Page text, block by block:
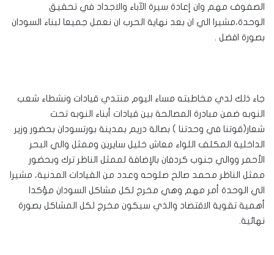
الصفوف مهم وان إعادة سيرة الآباء والاجداد في تحقيق
الوحدة،مشيرا الي ان بعد نهاية الحرب ان نعمل جميعا لبناء السودان
بصورة افضل .
جاء ذلك لدي مخاطبته مساء اليوم منتدي قيادات ونشطاء شعب
النوبه ضمن مبادرة المصالحة بين قيادات أبناء النوبه تحت
شعار(قوتنا في وحدتنا ) بصالة دريم بمدينة بورتسودان بحضور وزير
الداخلية المكلف اللواء معاش خليل سايرين وممثل والي البحر
الأحمر ووالي جنوب كردفان بالإضافة لممثل الناظر ترك وبحضور
ممثل الناظر محمد صالح صلوحه وعدد من القيادات المدنية، مشيرا
الي الوحدة أمر مهم وهي مخرج لكل مشاكل السودان مؤكدا
أهمية تقوية الاقتصاد والذي سيكون مخرج لكل المشاكل بصورة
نهائية.